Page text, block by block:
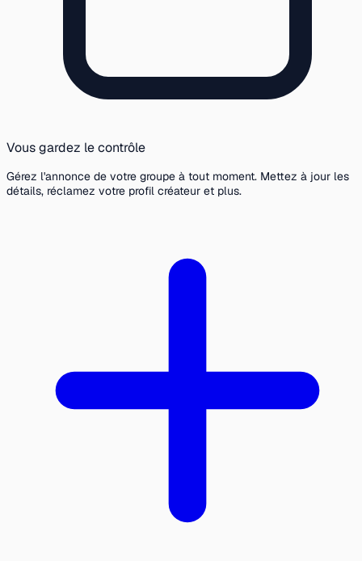
Vous gardez le contrôle
Gérez l'annonce de votre groupe à tout moment. Mettez à jour les
détails, réclamez votre profil créateur et plus.